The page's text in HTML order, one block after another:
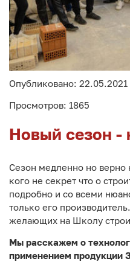
Опубликовано: 22.05.2021
Просмотров: 1865
Новый сезон -
Сезон медленно но верно
кого не секрет что о
подробно и со всеми
только его
желающих на Школу
Мы расскажем о
применением продукции